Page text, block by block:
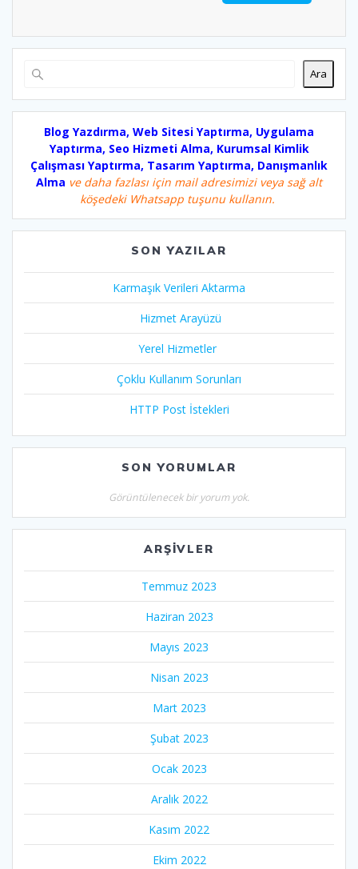
Ara
Blog Yazdırma, Web Sitesi Yaptırma, Uygulama
Yaptırma, Seo Hizmeti Alma, Kurumsal Kimlik
Çalışması Yaptırma, Tasarım Yaptırma, Danışmanlık
Alma ve daha fazlası için mail adresimizi veya sağ alt
köşedeki Whatsapp tuşunu kullanın.
SON YAZILAR
Karmaşık Verileri Aktarma
Hizmet Arayüzü
Yerel Hizmetler
Çoklu Kullanım Sorunları
HTTP Post İstekleri
SON YORUMLAR
Görüntülenecek bir yorum yok.
ARŞIVLER
Temmuz 2023
Haziran 2023
Mayıs 2023
Nisan 2023
Mart 2023
Şubat 2023
Ocak 2023
Aralık 2022
Kasım 2022
Ekim 2022